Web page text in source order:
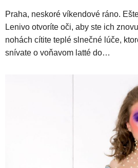
Praha, neskoré víkendové ráno.
Lenivo otvoríte oči, aby ste ich
nohách cítite teplé slnečné lúče,
snívate o voňavom latté do…